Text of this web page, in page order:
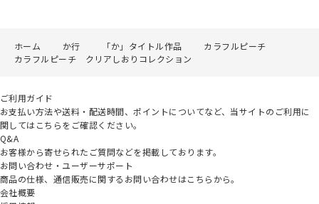
ホーム か行 「か」タイトル作品
カラフルピーチ
カラフルピーチ クリアしおりコレクション
ご利用ガイド
お支払い方法や送料・配送時間、ポイントについてなど、当サイトのご利用に
関してはこちらをご確認ください。
Q&A
お客様から寄せられたご質問などを掲載しております。
お問い合わせ・ユーザーサポート
商品の仕様、通信販売に関するお問い合わせはこちらから。
会社概要